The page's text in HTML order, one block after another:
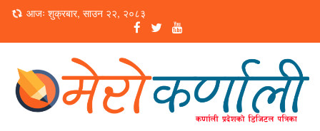
Loading...
आजः शुक्रबार, साउन २२, २०८३